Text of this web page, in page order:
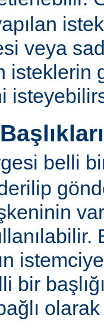
veya
isteklerin
belli bir
bir